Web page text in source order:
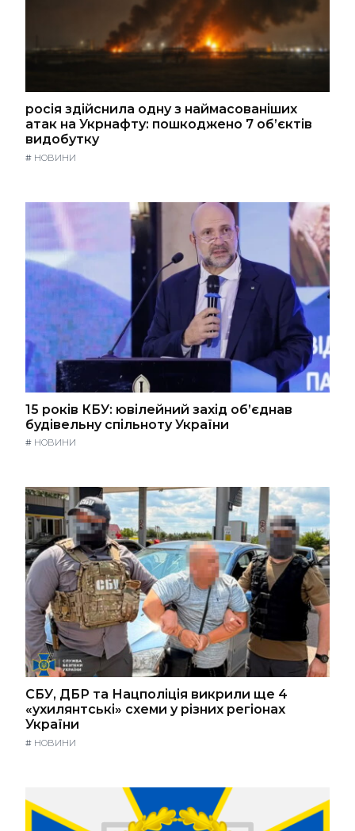
росія здійснила одну з наймасованіших
атак на Укрнафту: пошкоджено 7 об’єктів
видобутку
# НОВИНИ
15 років КБУ: ювілейний захід об’єднав
будівельну спільноту України
# НОВИНИ
СБУ, ДБР та Нацполіція викрили ще 4
«ухилянтські» схеми у різних регіонах
України
# НОВИНИ